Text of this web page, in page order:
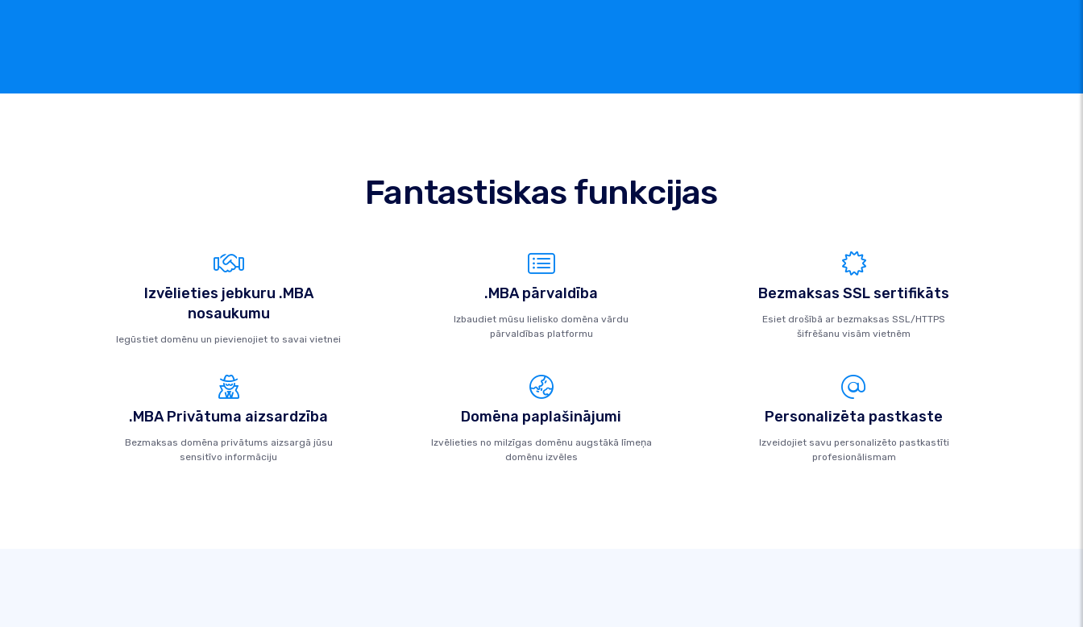
Fantastiskas funkcijas
Izvēlieties jebkuru .MBA
nosaukumu
Iegūstiet domēnu un pievienojiet to savai vietnei
.MBA pārvaldība
Izbaudiet mūsu lielisko domēna vārdu
pārvaldības platformu
Bezmaksas SSL sertifikāts
Esiet drošībā ar bezmaksas SSL/HTTPS
šifrēšanu visām vietnēm
.MBA Privātuma aizsardzība
Bezmaksas domēna privātums aizsargā jūsu
sensitīvo informāciju
Domēna paplašinājumi
Izvēlieties no milzīgas domēnu augstākā līmeņa
domēnu izvēles
Personalizēta pastkaste
Izveidojiet savu personalizēto pastkastīti
profesionālismam